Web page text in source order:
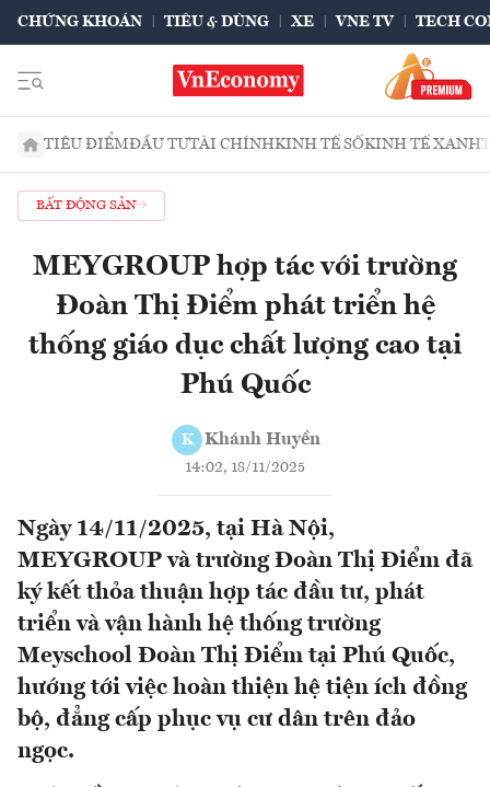
CHỨNG KHOÁN TIÊU & DÙNG XE VNE TV TECH
TIÊU ĐIỂMĐẦU TƯTÀI CHÍNHKINH TẾ SỐKINH TẾ XANH
BẤT ĐỘNG SẢN
MEYGROUP hợp tác với trường
Đoàn Thị Điểm phát triển hệ
thống giáo dục chất lượng cao tại
Phú Quốc
K Khánh Huyền
14:02, 18/11/2025
Ngày 14/11/2025, tại Hà Nội,
MEYGROUP và trường Đoàn Thị Điểm đã
ký kết thỏa thuận hợp tác đầu tư, phát
triển và vận hành hệ thống trường
Meyschool Đoàn Thị Điểm tại Phú Quốc,
hướng tới việc hoàn thiện hệ tiện ích đồng
bộ, đẳng cấp phục vụ cư dân trên đảo
ngọc.